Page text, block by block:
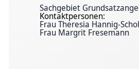
Sachgebiet
Kontaktpersonen:
Frau Theresia Hannig-
Frau Margrit Fresemann